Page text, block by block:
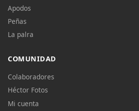
Apodos
Peñas
La palra
COMUNIDAD
Colaboradores
Héctor Fotos
Mi cuenta